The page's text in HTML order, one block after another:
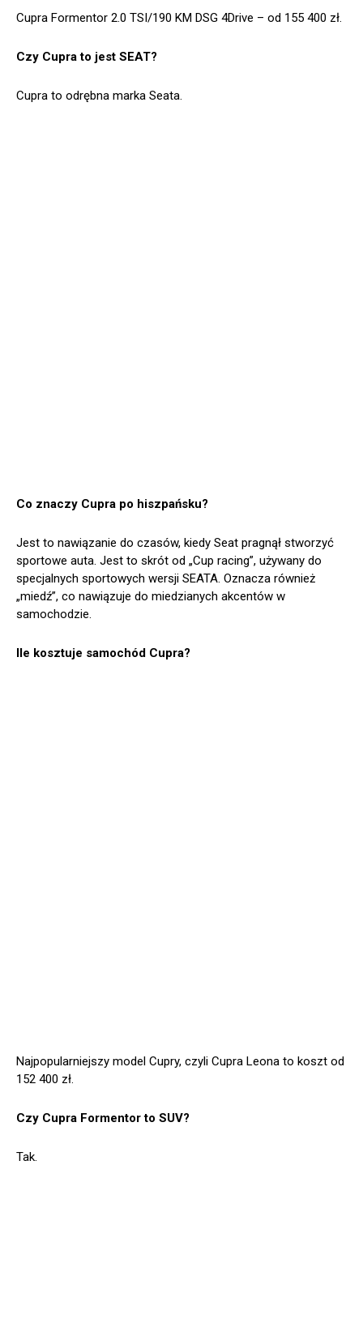
Cupra Formentor 2.0 TSI/190 KM DSG 4Drive – od 155 400 zł.
Czy Cupra to jest SEAT?
Cupra to odrębna marka Seata.
Co znaczy Cupra po hiszpańsku?
Jest to nawiązanie do czasów, kiedy Seat pragnął stworzyć
sportowe auta. Jest to skrót od „Cup racing”, używany do
specjalnych sportowych wersji SEATA. Oznacza również
„miedź”, co nawiązuje do miedzianych akcentów w
samochodzie.
Ile kosztuje samochód Cupra?
Najpopularniejszy model Cupry, czyli Cupra Leona to koszt od
152 400 zł.
Czy Cupra Formentor to SUV?
Tak.